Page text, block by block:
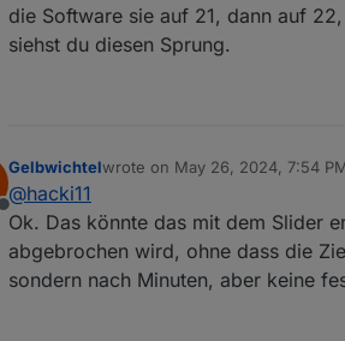
dann nach mehreren
Dauer bis zum
wiederholendes
die Software sie auf 21, dann auf
siehst du diesen Sprung.
Offline
Gelbwichtelwrote on May 26, 2024, 7:54
last edited by
@hacki11
Ok. Das könnte das mit dem Slider
abgebrochen wird, ohne dass die
sondern nach Minuten, aber keine